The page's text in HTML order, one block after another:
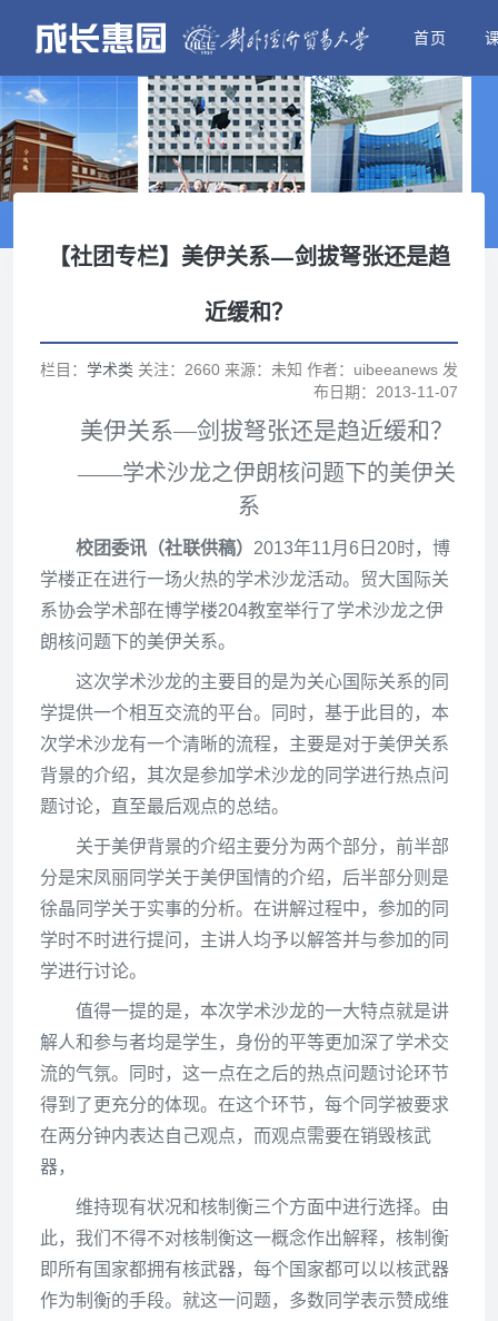
首页
【社团专栏】美伊关系—剑拔弩张还是趋
近缓和？
栏目： 学术类 关注：2660 来源：未知 作者：uibeeanews 发
布日期：2013-11-07
美伊关系—剑拔弩张还是趋近缓和？
——学术沙龙之伊朗核问题下的美伊关
系
校团委讯（社联供稿） 2013年11月6日20时，博
学楼正在进行一场火热的学术沙龙活动。贸大国际关
系协会学术部在博学楼204教室举行了学术沙龙之伊
朗核问题下的美伊关系。
这次学术沙龙的主要目的是为关心国际关系的同
学提供一个相互交流的平台。同时，基于此目的，本
次学术沙龙有一个清晰的流程，主要是对于美伊关系
背景的介绍，其次是参加学术沙龙的同学进行热点问
题讨论，直至最后观点的总结。
关于美伊背景的介绍主要分为两个部分，前半部
分是宋凤丽同学关于美伊国情的介绍，后半部分则是
徐晶同学关于实事的分析。在讲解过程中，参加的同
学时不时进行提问，主讲人均予以解答并与参加的同
学进行讨论。
值得一提的是，本次学术沙龙的一大特点就是讲
解人和参与者均是学生，身份的平等更加深了学术交
流的气氛。同时，这一点在之后的热点问题讨论环节
得到了更充分的体现。在这个环节，每个同学被要求
在两分钟内表达自己观点，而观点需要在销毁核武
器，
维持现有状况和核制衡三个方面中进行选择。由
此，我们不得不对核制衡这一概念作出解释，核制衡
即所有国家都拥有核武器，每个国家都可以以核武器
作为制衡的手段。就这一问题，多数同学表示赞成维